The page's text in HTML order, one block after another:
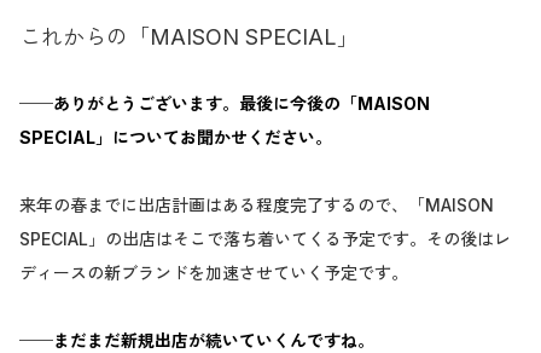
これからの「MAISON SPECIAL」
──ありがとうございます。最後に今後の「MAISON
SPECIAL」についてお聞かせください。
来年の春までに出店計画はある程度完了するので、「MAISON
SPECIAL」の出店はそこで落ち着いてくる予定です。その後はレ
ディースの新ブランドを加速させていく予定です。
──まだまだ新規出店が続いていくんですね。